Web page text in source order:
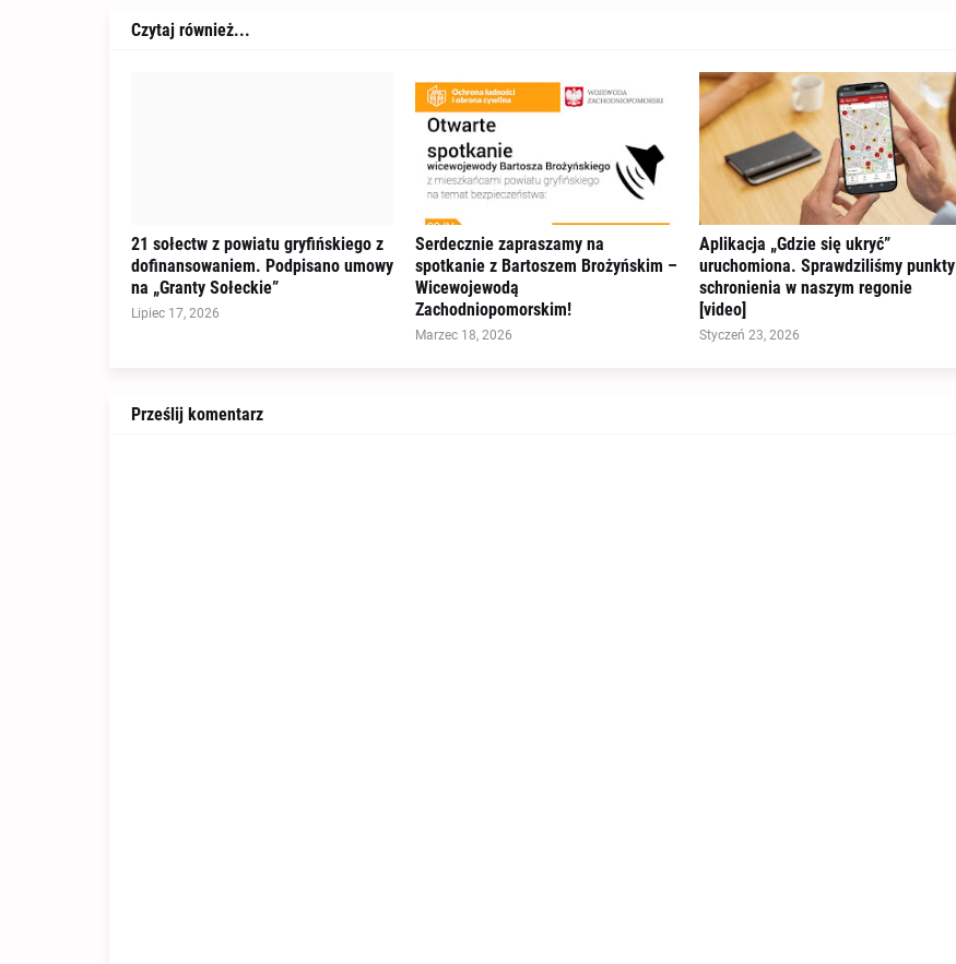
Czytaj również...
21 sołectw z powiatu gryfińskiego z
dofinansowaniem. Podpisano umowy
na „Granty Sołeckie”
Lipiec 17, 2026
Serdecznie zapraszamy na
spotkanie z Bartoszem Brożyńskim –
Wicewojewodą
Zachodniopomorskim!
Marzec 18, 2026
Aplikacja „Gdzie się ukryć”
uruchomiona. Sprawdziliśmy punkty
schronienia w naszym regonie
[video]
Styczeń 23, 2026
Prześlij komentarz